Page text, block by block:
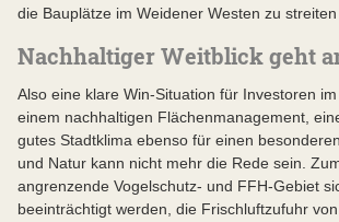
die Bauplätze im Weidener Westen zu streiten
Nachhaltiger Weitblick geht
Also eine klare Win-Situation für Investoren
einem nachhaltigen Flächenmanagement,
gutes Stadtklima ebenso für einen
und Natur kann nicht mehr die Rede sein.
angrenzende Vogelschutz- und FFH-Gebiet
beeinträchtigt werden, die Frischluftzufuhr